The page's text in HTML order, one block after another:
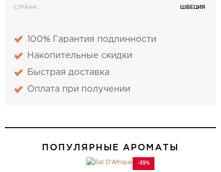
СТРАНА:
ШВЕЦИЯ
100% Гарантия подлинности
Накопительные скидки
Быстрая доставка
Оплата при получении
ПОПУЛЯРНЫЕ АРОМАТЫ
-35%